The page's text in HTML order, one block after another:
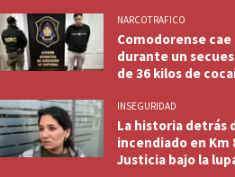
NARCOTRAFICO
Comodorense cae
durante un
de 36 kilos de
INSEGURIDAD
La historia detrás
incendiado en Km
Justicia bajo la